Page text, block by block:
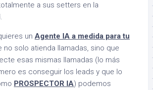
a sus setters en la
un Agente IA a medida para tu
no solo atienda llamadas, sino que
esas mismas llamadas (lo más
es conseguir los leads y que lo
PROSPECTOR IA) podemos